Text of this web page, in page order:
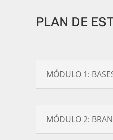
PLAN DE
MÓDULO 1:
MÓDULO 2: